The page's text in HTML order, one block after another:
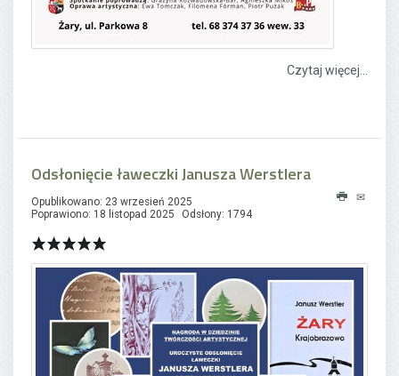
Czytaj więcej...
Odsłonięcie ławeczki Janusza Werstlera
Opublikowano: 23 wrzesień 2025
Poprawiono: 18 listopad 2025
Odsłony: 1794